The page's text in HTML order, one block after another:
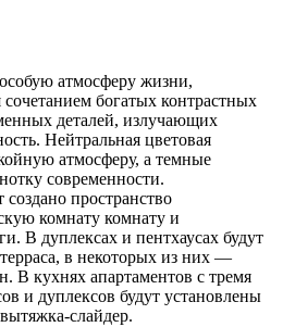
атмосферу жизни,
богатых контрастных
деталей, излучающих
Нейтральная цветовая
атмосферу, а темные
современности.
пространство
комнату комнату и
В дуплексах и пентхаусах будут
в некоторых из них —
В кухнях апартаментов с тремя
и дуплексов будут установлены
слайдер.